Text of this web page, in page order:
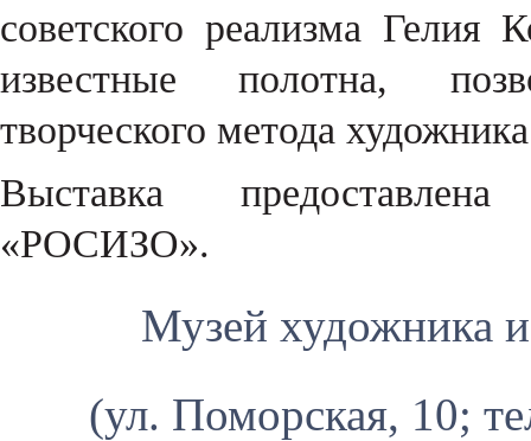
советского реализма Гелия
известные полотна,
творческого метода
Выставка
«РОСИЗО».
Музей художника
(ул. Поморская, 10;